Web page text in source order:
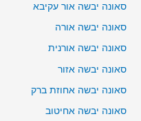
סאונה יבשה אור עקיבא
סאונה יבשה אורה
סאונה יבשה אורנית
סאונה יבשה אזור
סאונה יבשה אחוזת ברק
סאונה יבשה אחיטוב